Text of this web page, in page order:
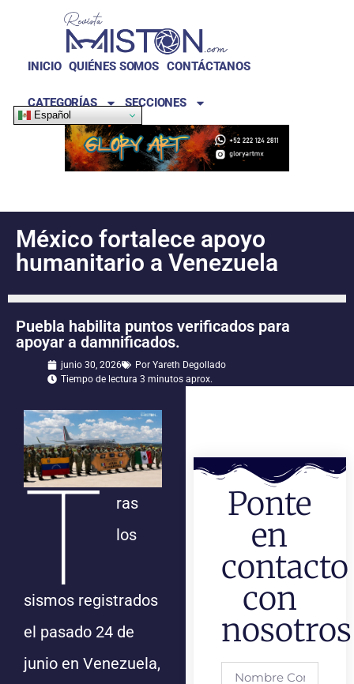
INICIO QUIÉNES SOMOS CONTÁCTANOS
CATEGORÍAS SECCIONES
Español
México fortalece apoyo
humanitario a Venezuela
Puebla habilita puntos verificados para
apoyar a damnificados.
junio 30, 2026 Por Yareth Degollado
Tiempo de lectura 3 minutos aprox.
T
ras
los
sismos registrados
el pasado 24 de
junio en Venezuela,
Ponte
en
contacto
con
nosotros